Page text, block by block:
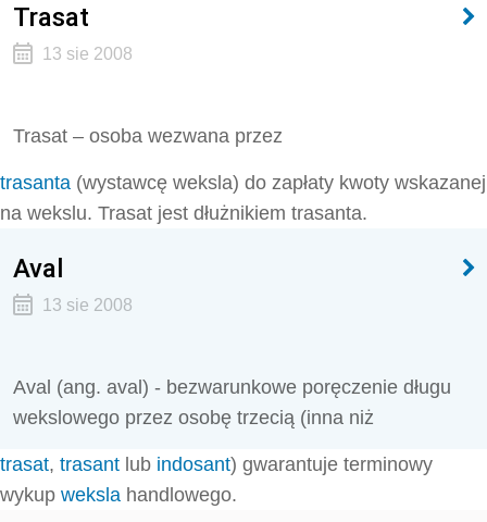
Trasat
13 sie 2008
Trasat – osoba wezwana przez
trasanta (wystawcę weksla) do zapłaty kwoty wskazanej
na wekslu. Trasat jest dłużnikiem trasanta.
Aval
13 sie 2008
Aval (ang. aval) - bezwarunkowe poręczenie długu
wekslowego przez osobę trzecią (inna niż
trasat, trasant lub indosant) gwarantuje terminowy
wykup weksla handlowego.